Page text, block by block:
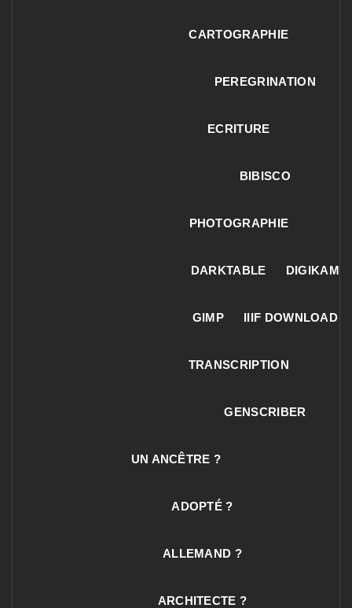
CARTOGRAPHIE
PEREGRINATION
ECRITURE
BIBISCO
PHOTOGRAPHIE
DARKTABLE DIGIKAM
GIMP IIIF DOWNLOAD
TRANSCRIPTION
GENSCRIBER
UN ANCÊTRE ?
ADOPTÉ ?
ALLEMAND ?
ARCHITECTE ?